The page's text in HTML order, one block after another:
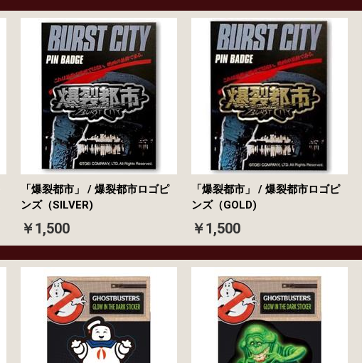
「爆裂都市」 / 爆裂都市ロゴピ
ンズ（SILVER)
￥1,500
「爆裂都市」 / 爆裂都市ロゴピ
ンズ（GOLD)
￥1,500